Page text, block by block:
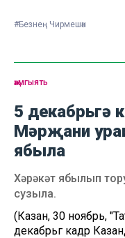
#Безнең Чирмешән
җәмгыять
5 декабрьгә
Мәрҗани
ябыла
Хәрәкәт ябылып
сузыла.
(Казан, 30 ноябрь,
декабрьгә кадәр